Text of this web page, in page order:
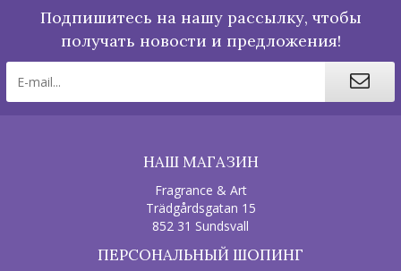
Подпишитесь на нашу рассылку, чтобы
получать новости и предложения!
НАШ МАГАЗИН
Fragrance & Art
Trädgårdsgatan 15
852 31 Sundsvall
ПЕРСОНАЛЬНЫЙ ШОПИНГ